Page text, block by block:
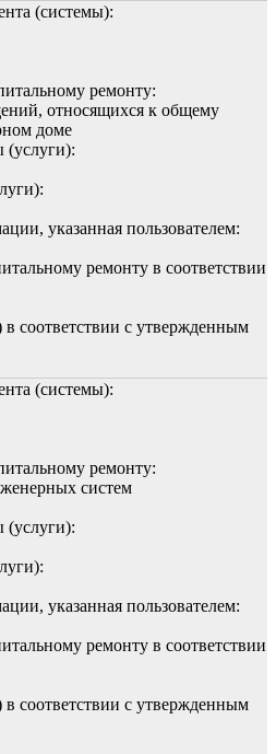
(системы):
ремонту:
относящихся к общему
доме
(услуги):
указанная пользователем:
ремонту в соответствии
соответствии с утвержденным
(системы):
ремонту:
систем
(услуги):
указанная пользователем:
ремонту в соответствии
соответствии с утвержденным